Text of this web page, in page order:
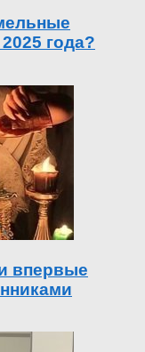
года?
впервые